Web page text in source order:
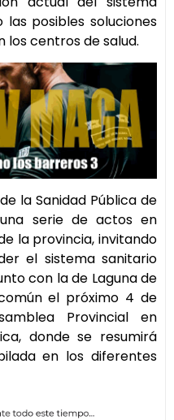
posibles soluciones
centros de salud.
la Sanidad Pública de
serie de actos en
la provincia, invitando
el sistema sanitario
con la de Laguna de
el próximo 4 de
Provincial en
donde se resumirá
en los diferentes